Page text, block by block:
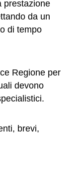
prestazione
da un
di tempo
Regione per
devono
brevi,